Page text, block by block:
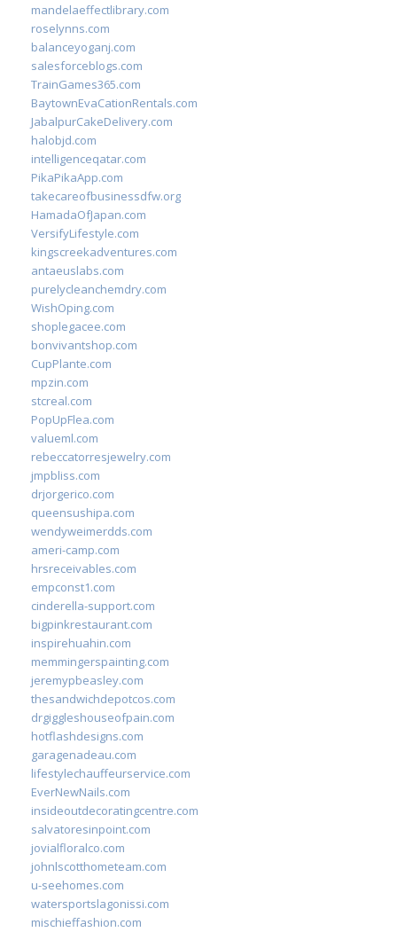
mandelaeffectlibrary.com
roselynns.com
balanceyoganj.com
salesforceblogs.com
TrainGames365.com
BaytownEvaCationRentals.com
JabalpurCakeDelivery.com
halobjd.com
intelligenceqatar.com
PikaPikaApp.com
takecareofbusinessdfw.org
HamadaOfJapan.com
VersifyLifestyle.com
kingscreekadventures.com
antaeuslabs.com
purelycleanchemdry.com
WishOping.com
shoplegacee.com
bonvivantshop.com
CupPlante.com
mpzin.com
stcreal.com
PopUpFlea.com
valueml.com
rebeccatorresjewelry.com
jmpbliss.com
drjorgerico.com
queensushipa.com
wendyweimerdds.com
ameri-camp.com
hrsreceivables.com
empconst1.com
cinderella-support.com
bigpinkrestaurant.com
inspirehuahin.com
memmingerspainting.com
jeremypbeasley.com
thesandwichdepotcos.com
drgiggleshouseofpain.com
hotflashdesigns.com
garagenadeau.com
lifestylechauffeurservice.com
EverNewNails.com
insideoutdecoratingcentre.com
salvatoresinpoint.com
jovialfloralco.com
johnlscotthometeam.com
u-seehomes.com
watersportslagonissi.com
mischieffashion.com